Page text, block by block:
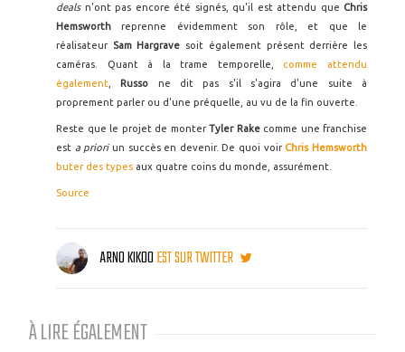
deals n'ont pas encore été signés, qu'il est attendu que Chris
Hemsworthreprenne évidemment son rôle, et que le
réalisateur Sam Hargrave soit également présent derrière les
caméras. Quant à la trame temporelle, comme attendu
également
Russo ne dit pas s'il s'agira d'une suite à
proprement parler ou d'une préquelle, au vu de la fin ouverte.
Reste que le projet de monterTyler Rake comme une franchise
est a priori un succès en devenir. De quoi voirChris Hemsworth
buter des types aux quatre coins du monde, assurément.
Source
ARNO KIKOOEST SUR TWITTER
À LIRE ÉGALEMENT